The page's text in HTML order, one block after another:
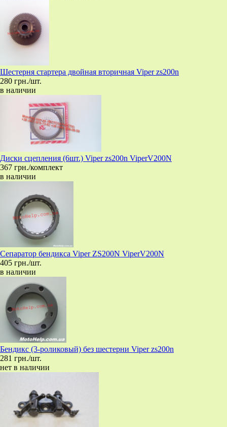
Шестерня стартера двойная вторичная Viper zs200n
280 грн./шт.
в наличии
Диски сцепления (6шт.) Viper zs200n ViperV200N
367 грн./комплект
в наличии
Сепаратор бендикса Viper ZS200N ViperV200N
405 грн./шт.
в наличии
Бендикс (3-роликовый) без шестерни Viper zs200n
281 грн./шт.
нет в наличии